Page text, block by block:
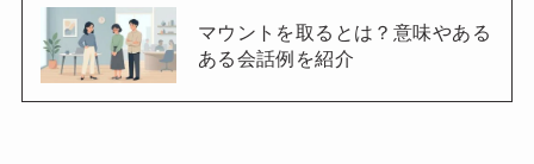
マウントを取るとは？意味やある
ある会話例を紹介